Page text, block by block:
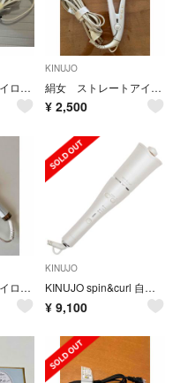
絹女 KINUJO アイロン コテ ジャンク
KINUJO
絹女 ストレートアイロン
¥ 2,500
KINUJO カールアイロン 絹女 28mm KC028(1台)
KINUJO
KINUJO spin&curl 自動巻きカールアイロン シルクプレート白
¥ 9,100